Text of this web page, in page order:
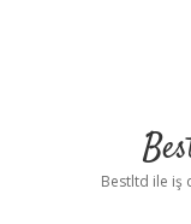
Bestltd ile iş